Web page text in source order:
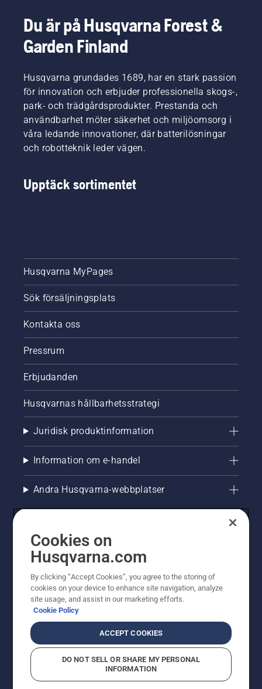
Du är på Husqvarna Forest &
Garden Finland
Husqvarna grundades 1689, har en stark passion
för innovation och erbjuder professionella skogs-,
park- och trädgårdsprodukter. Prestanda och
användbarhet möter säkerhet och miljöomsorg i
våra ledande innovationer, där batterilösningar
och robotteknik leder vägen.
Upptäck sortimentet
Husqvarna MyPages
Sök försäljningsplats
Kontakta oss
Pressrum
Erbjudanden
Husqvarnas hållbarhetsstrategi
Juridisk produktinformation
Information om e-handel
Andra Husqvarna-webbplatser
© Husqvarna AB (publ). All rights reserved. Priserna
som visas är rekommenderade cirkapriser. Alla angivna
priser är rekommenderade försäljningspriser (inkl.
moms) om inte produkten är tillgänglig för direkt köp.
CookiepolicyAnvändningsvillkor Sekretessmeddelande
Företagsinformation
Cookies on
Husqvarna.com
By clicking “Accept Cookies”, you agree to the storing of
cookies on your device to enhance site navigation, analyze
site usage, and assist in our marketing efforts.
Cookie Policy
ACCEPT COOKIES
DO NOT SELL OR SHARE MY PERSONAL
INFORMATION